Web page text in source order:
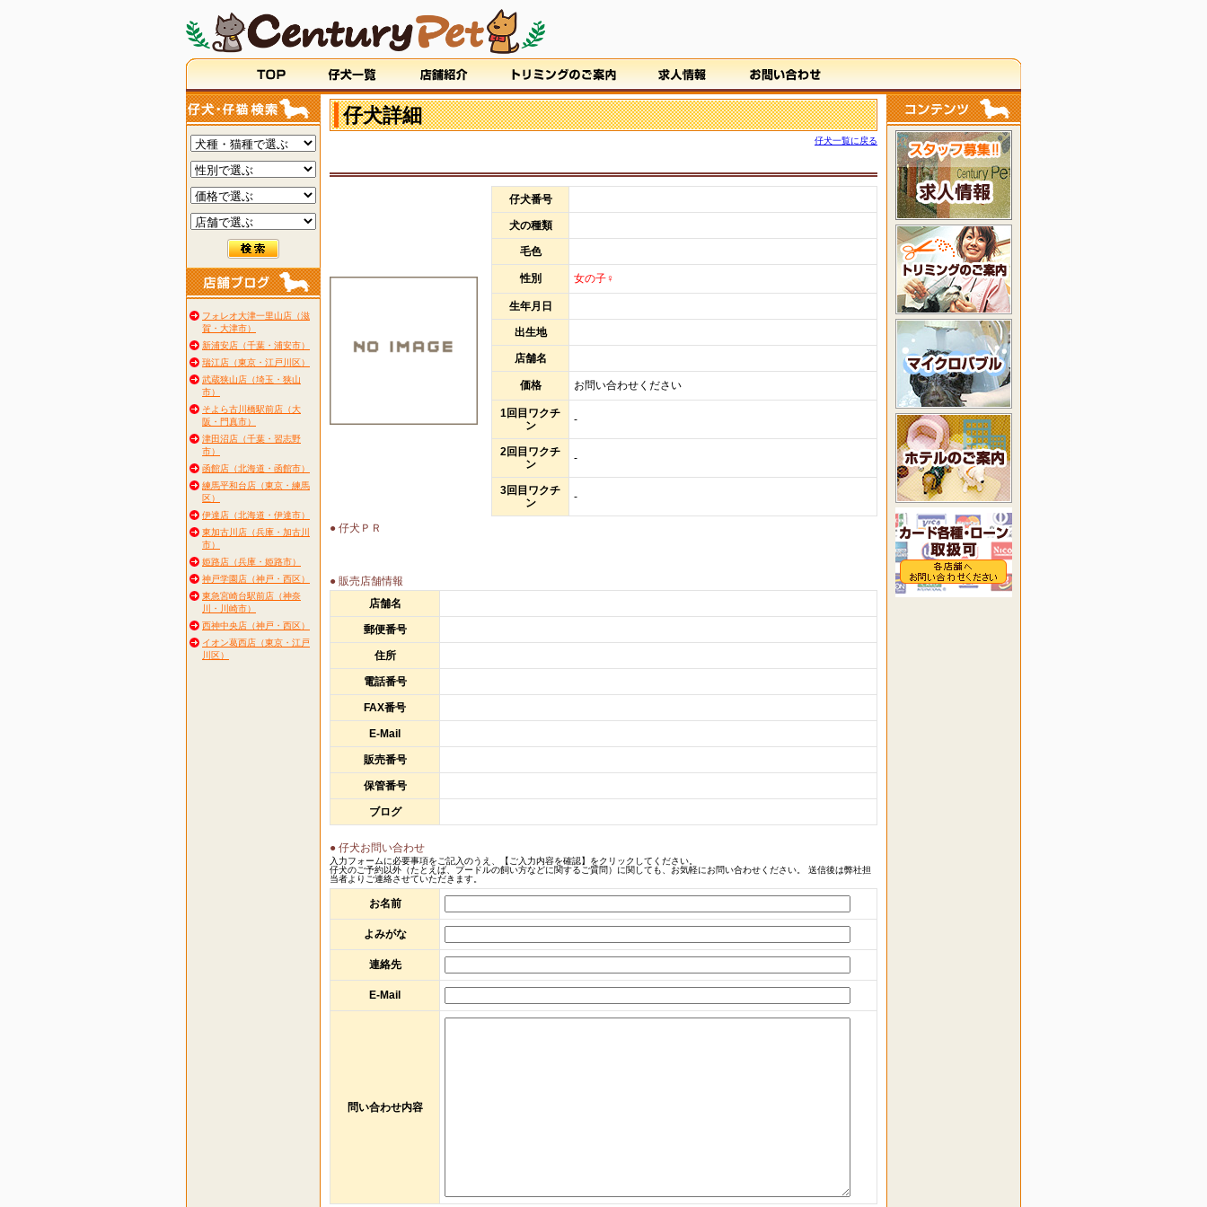
フォレオ大津一里山店（滋
賀・大津市）
新浦安店（千葉・浦安市）
瑞江店（東京・江戸川区）
武蔵狭山店（埼玉・狭山
市）
そよら古川橋駅前店（大
阪・門真市）
津田沼店（千葉・習志野
市）
函館店（北海道・函館市）
練馬平和台店（東京・練馬
区）
伊達店（北海道・伊達市）
東加古川店（兵庫・加古川
市）
姫路店（兵庫・姫路市）
神戸学園店（神戸・西区）
東急宮崎台駅前店（神奈
川・川崎市）
西神中央店（神戸・西区）
イオン葛西店（東京・江戸
川区）
仔犬詳細
仔犬一覧に戻る
仔犬番号
犬の種類
毛色
性別 女の子♀
生年月日
出生地
店舗名
価格 お問い合わせください
1回目ワクチ
ン
-
2回目ワクチ
ン
-
3回目ワクチ
ン
-
● 仔犬ＰＲ
● 販売店舗情報
店舗名
郵便番号
住所
電話番号
FAX番号
E-Mail
販売番号
保管番号
ブログ
● 仔犬お問い合わせ
入力フォームに必要事項をご記入のうえ、【ご入力内容を確認】をクリックしてください。
仔犬のご予約以外（たとえば、プードルの飼い方などに関するご質問）に関しても、お気軽にお問い合わせください。 送信後は弊社担
当者よりご連絡させていただきます。
お名前
よみがな
連絡先
E-Mail
問い合わせ内容